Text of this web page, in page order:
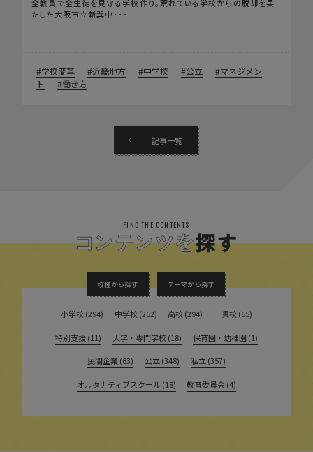
全教員で全生徒を見守る学校作り。荒れている学校からの脱却を果
たした大阪市立新巽中･･･
学校変革 近畿地方 中学校 公立
マネジメン
ト
働き方
記事一覧
FIND THE CONTENTS
校種から探す テーマから探す
小学校 (294) 中学校 (262) 高校 (294) 一貫校 (65)
特別支援 (11) 大学・専門学校 (18) 保育園・幼稚園 (1)
民間企業 (63) 公立 (348) 私立 (357)
オルタナティブスクール (18) 教育委員会 (4)